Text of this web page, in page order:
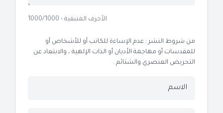
الأحرف المتبقية - 1000/1000
من شروط النشر : عدم الإساءة للكاتب أو للأشخاص أو
للمقدسات أو مهاجمة الأديان أو الذات الإلهية ، والابتعاد عن
التحريض العنصري والشتائم .